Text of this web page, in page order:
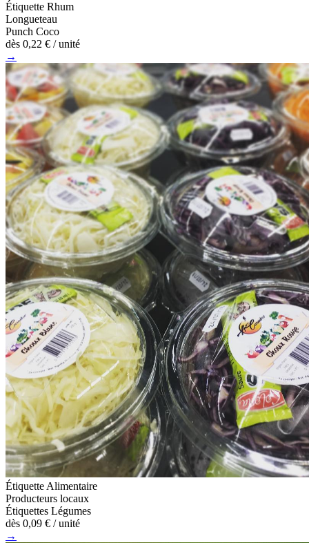
Étiquette Rhum
Longueteau
Punch Coco
dès 0,22 € / unité
→
Étiquette Alimentaire
Producteurs locaux
Étiquettes Légumes
dès 0,09 € / unité
→